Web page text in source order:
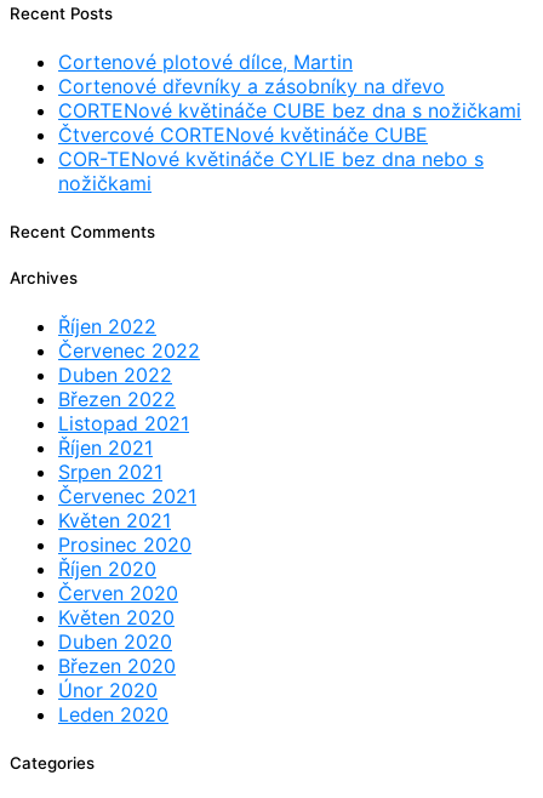
Recent Posts
Cortenové plotové dílce, Martin
Cortenové dřevníky a zásobníky na dřevo
CORTENové květináče CUBE bez dna s nožičkami
Čtvercové CORTENové květináče CUBE
COR-TENové květináče CYLIE bez dna nebo s
nožičkami
Recent Comments
Archives
Říjen 2022
Červenec 2022
Duben 2022
Březen 2022
Listopad 2021
Říjen 2021
Srpen 2021
Červenec 2021
Květen 2021
Prosinec 2020
Říjen 2020
Červen 2020
Květen 2020
Duben 2020
Březen 2020
Únor 2020
Leden 2020
Categories